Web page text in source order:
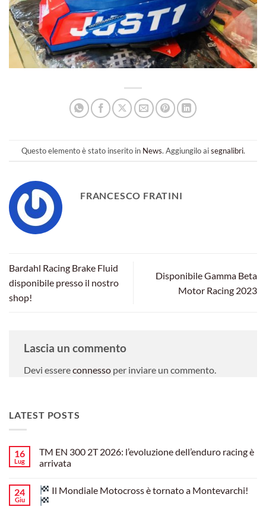
Questo elemento è stato inserito in News. Aggiungilo aisegnalibri.
FRANCESCO FRATINI
Bardahl Racing Brake Fluid
disponibile presso il nostro
shop!
Disponibile Gamma Beta
Motor Racing 2023
Lascia un commento
Devi essereconnesso per inviare un commento.
LATEST POSTS
16
Lug
TM EN 300 2T 2026: l’evoluzione dell’enduro racing è
arrivata
su
TM
EN
24
Giu
Il Mondiale Motocross è tornato a Montevarchi!